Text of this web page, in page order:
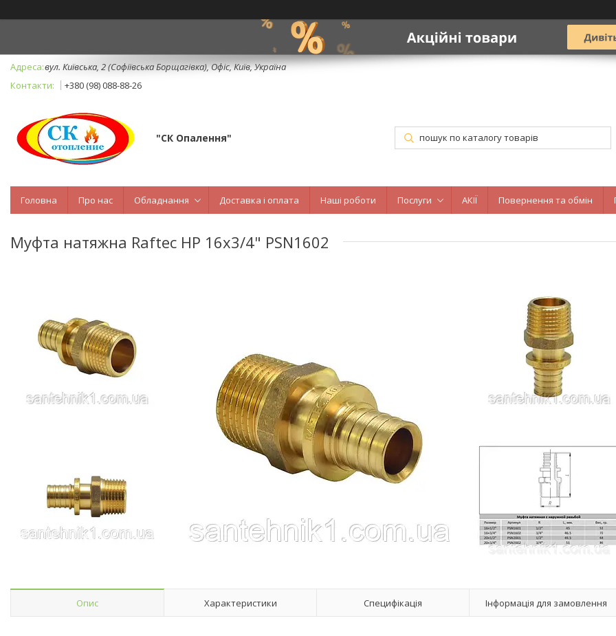
вул. Київська, 2 (Софіївська Борщагівка), Офіс, Київ, Україна
+380 (98) 088-88-26
"СК Опалення"
Головна Про нас Обладнання Доставка і оплата Наші роботи Послуги АКІЇ Повернення та обмін
Муфта натяжна Raftec НР 16x3/4" PSN1602
Опис Характеристики Специфікація Інформація для замовлення